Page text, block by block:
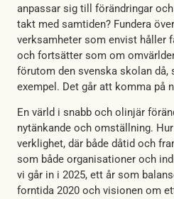
anpassar sig till förändringar
takt med samtiden? Fundera
verksamheter som envist håller
och fortsätter som om
förutom den svenska skolan
exempel. Det går att komma på
En värld i snabb och olinjär
nytänkande och omställning.
verklighet, där både dåtid och
som både organisationer och
vi går in i 2025, ett år som
forntida 2020 och visionen om